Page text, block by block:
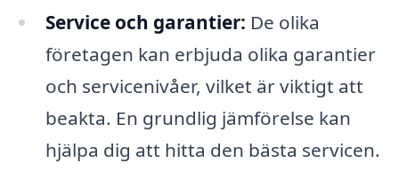
Service och garantier: De olika
företagen kan erbjuda olika garantier
och servicenivåer, vilket är viktigt att
beakta. En grundlig jämförelse kan
hjälpa dig att hitta den bästa servicen.